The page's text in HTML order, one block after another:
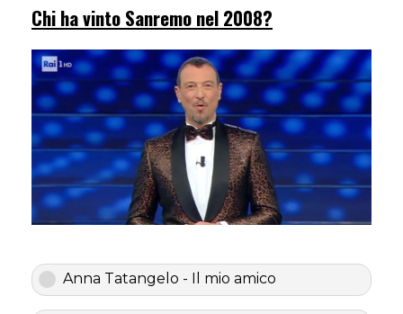
Chi ha vinto Sanremo nel 2008?
Anna Tatangelo - Il mio amico